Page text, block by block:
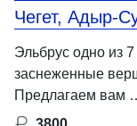
Чегет, Адыр-
Эльбрус одно из
заснеженные
Предлагаем вам